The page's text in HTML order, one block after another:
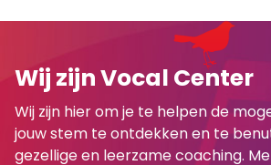
Wij zijn Vocal Center
Wij zijn hier om je te helpen de
jouw stem te ontdekken en te
gezellige en leerzame coaching.